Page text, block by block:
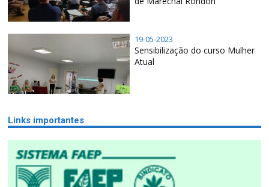
19-05-2023
Sensibilização do curso Mulher
Atual
Links importantes